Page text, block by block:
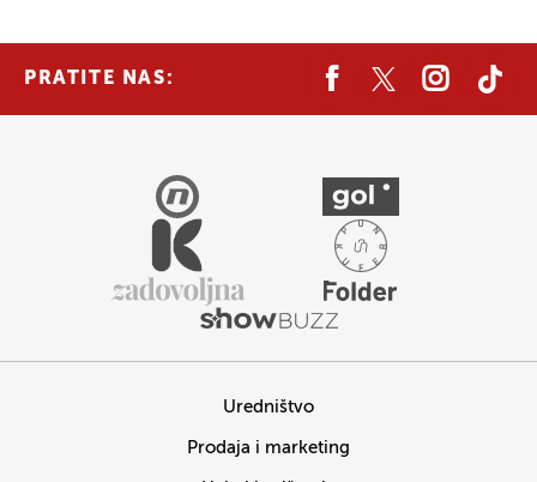
PRATITE NAS:
Uredništvo
Prodaja i marketing